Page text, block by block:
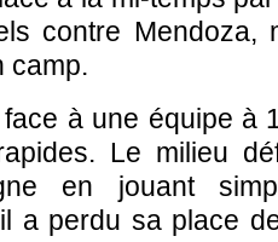
contre Mendoza,
camp.
face à une équipe à
Le milieu
en jouant
a perdu sa place